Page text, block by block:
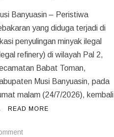
Banyuasin – Peristiwa
yang diduga terjadi di
penyulingan minyak ilegal
refinery) di wilayah Pal 2,
Babat Toman,
Musi Banyuasin, pada
malam (24/7/2026), kembali
READ MORE
on